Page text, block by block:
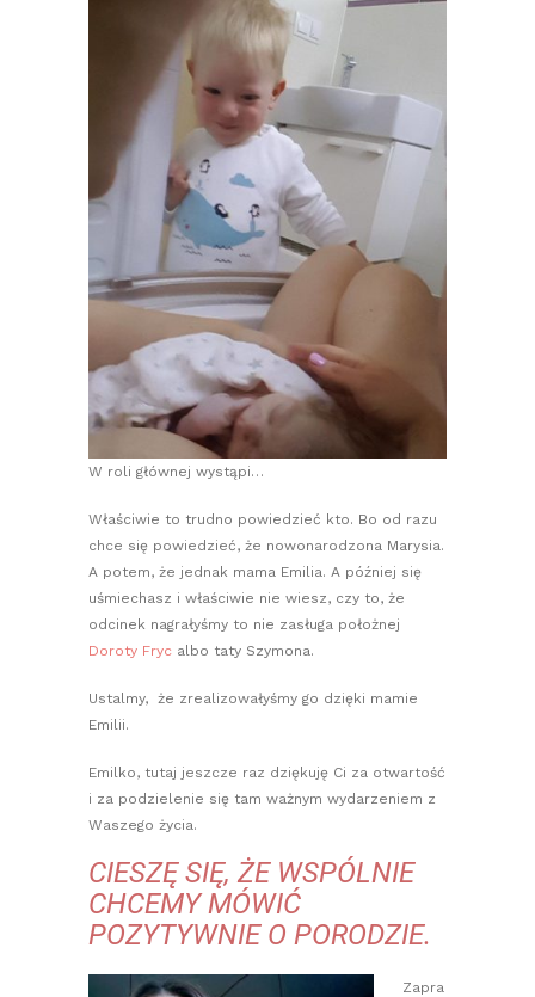
W roli głównej wystąpi…
Właściwie to trudno powiedzieć kto. Bo od razu
chce się powiedzieć, że nowonarodzona Marysia.
A potem, że jednak mama Emilia. A później się
uśmiechasz i właściwie nie wiesz, czy to, że
odcinek nagrałyśmy to nie zasługa położnej
Doroty Fryc albo taty Szymona.
Ustalmy, że zrealizowałyśmy go dzięki mamie
Emilii.
Emilko, tutaj jeszcze raz dziękuję Ci za otwartość
i za podzielenie się tam ważnym wydarzeniem z
Waszego życia.
CIESZĘ SIĘ, ŻE WSPÓLNIE
CHCEMY MÓWIĆ
POZYTYWNIE O PORODZIE.
Zapra